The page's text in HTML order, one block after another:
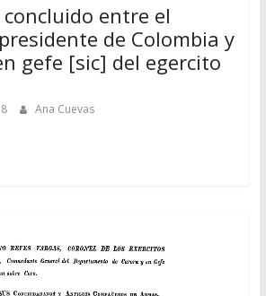
entre el
de Colombia y
gefe [sic] del egercito
Ana Cuevas